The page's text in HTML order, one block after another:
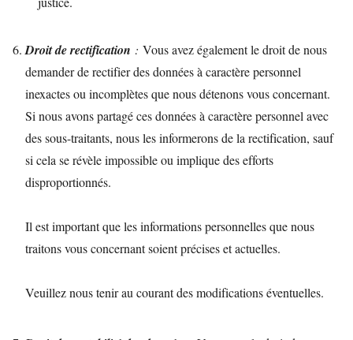
Droit de rectification : Vous avez également le droit de nous
demander de rectifier des données à caractère personnel
inexactes ou incomplètes que nous détenons vous concernant.
Si nous avons partagé ces données à caractère personnel avec
des sous-traitants, nous les informerons de la rectification, sauf
si cela se révèle impossible ou implique des efforts
disproportionnés.
Il est important que les informations personnelles que nous
traitons vous concernant soient précises et actuelles.
Veuillez nous tenir au courant des modifications éventuelles.